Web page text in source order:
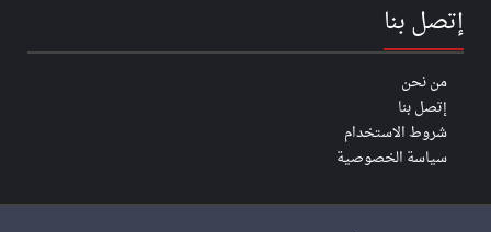
إتصل بنا
من نحن
إتصل بنا
شروط الاستخدام
سياسة الخصوصية